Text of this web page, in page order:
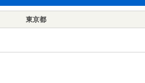
東京都